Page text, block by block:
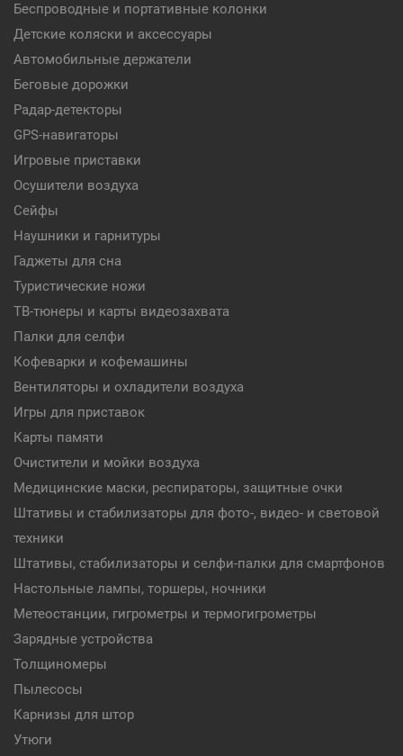
Беспроводные и портативные колонки
Детские коляски и аксессуары
Автомобильные держатели
Беговые дорожки
Радар-детекторы
GPS-навигаторы
Игровые приставки
Осушители воздуха
Сейфы
Наушники и гарнитуры
Гаджеты для сна
Туристические ножи
ТВ-тюнеры и карты видеозахвата
Палки для селфи
Кофеварки и кофемашины
Вентиляторы и охладители воздуха
Игры для приставок
Карты памяти
Очистители и мойки воздуха
Медицинские маски, респираторы, защитные очки
Штативы и стабилизаторы для фото-, видео- и световой
техники
Штативы, стабилизаторы и селфи-палки для смартфонов
Настольные лампы, торшеры, ночники
Метеостанции, гигрометры и термогигрометры
Зарядные устройства
Толщиномеры
Пылесосы
Карнизы для штор
Утюги